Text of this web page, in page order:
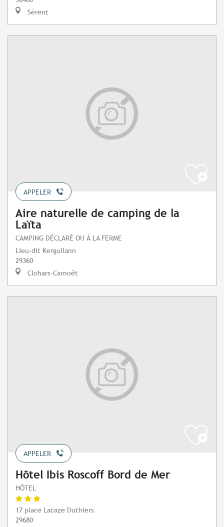
Sérent
APPELER
Aire naturelle de camping de la
Laïta
CAMPING DÉCLARÉ OU À LA FERME
Lieu-dit Kerguilann
29360
Clohars-Carnoët
APPELER
Hôtel Ibis Roscoff Bord de Mer
HÔTEL
17 place Lacaze Duthiers
29680